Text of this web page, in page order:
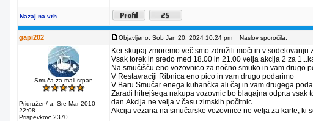
Nazaj na vrh
gapi202 Objavljeno: Sob Jan 20, 2024 10:24 pm Naslov sporočila:
Smuča za mali srpan
Pridružen/-a: Sre Mar 2010
22:08
Prispevkov: 2370
Ker skupaj zmoremo več smo združili moči in v
Vsak torek in sredo med 18.00 in 21.00 velja akcija 2 za
Na smučišču eno vozovnico za nočno smuko in vam drugo
V Restavraciji Ribnica eno pico in vam drugo podarimo
V Baru Smučar enega kuhančka ali čaj in vam drugega
Zaradi hitrejšega nakupa vozovnic bo blagajna odprta vsak
dan.Akcija ne velja v času zimskih počitnic
Akcija vezana na smučarske vozovnice ne velja za karte, ki